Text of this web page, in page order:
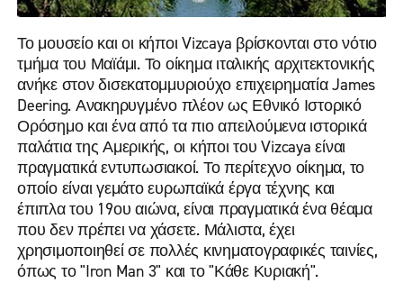
Το μουσείο και οι κήποι Vizcaya βρίσκονται στο νότιο
τμήμα του Μαϊάμι. Το οίκημα ιταλικής αρχιτεκτονικής
ανήκε στον δισεκατομμυριούχο επιχειρηματία James
Deering. Ανακηρυγμένο πλέον ως Εθνικό Ιστορικό
Ορόσημο και ένα από τα πιο απειλούμενα ιστορικά
παλάτια της Αμερικής, οι κήποι του Vizcaya είναι
πραγματικά εντυπωσιακοί. Το περίτεχνο οίκημα, το
οποίο είναι γεμάτο ευρωπαϊκά έργα τέχνης και
έπιπλα του 19ου αιώνα, είναι πραγματικά ένα θέαμα
που δεν πρέπει να χάσετε. Μάλιστα, έχει
χρησιμοποιηθεί σε πολλές κινηματογραφικές ταινίες,
όπως το "Iron Man 3" και το "Κάθε Κυριακή".